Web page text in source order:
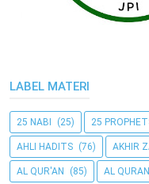
LABEL MATERI
25 NABI (25) 25
AHLI HADITS (76) AKHIR
AL QUR'AN (85) AL QURAN